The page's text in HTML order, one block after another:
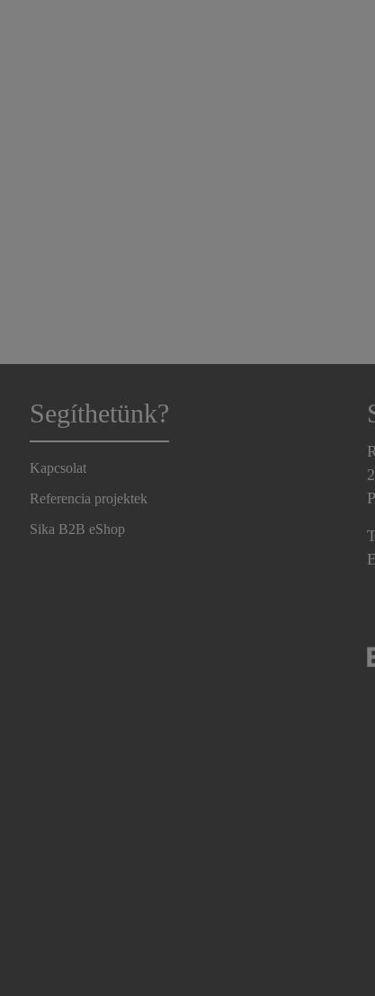
Segíthetünk?
Kapcsolat
Referencia projektek
Sika B2B eShop